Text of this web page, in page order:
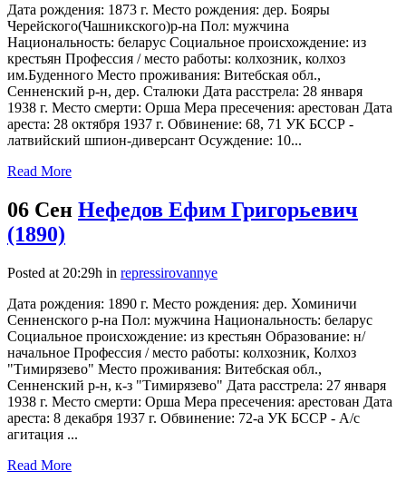
Дата рождения: 1873 г. Место рождения: дер. Бояры
Черейского(Чашникского)р-на Пол: мужчина
Национальность: беларус Социальное происхождение: из
крестьян Профессия / место работы: колхозник, колхоз
им.Буденного Место проживания: Витебская обл.,
Сенненский р-н, дер. Сталюки Дата расстрела: 28 января
1938 г. Место смерти: Орша Мера пресечения: арестован Дата
ареста: 28 октября 1937 г. Обвинение: 68, 71 УК БССР -
латвийский шпион-диверсант Осуждение: 10...
Read More
06 Сен Нефедов Ефим Григорьевич
(1890)
Posted at 20:29h in repressirovannye
Дата рождения: 1890 г. Место рождения: дер. Хоминичи
Сенненского р-на Пол: мужчина Национальность: беларус
Социальное происхождение: из крестьян Образование: н/
начальное Профессия / место работы: колхозник, Колхоз
"Тимирязево" Место проживания: Витебская обл.,
Сенненский р-н, к-з "Тимирязево" Дата расстрела: 27 января
1938 г. Место смерти: Орша Мера пресечения: арестован Дата
ареста: 8 декабря 1937 г. Обвинение: 72-а УК БССР - А/с
агитация ...
Read More